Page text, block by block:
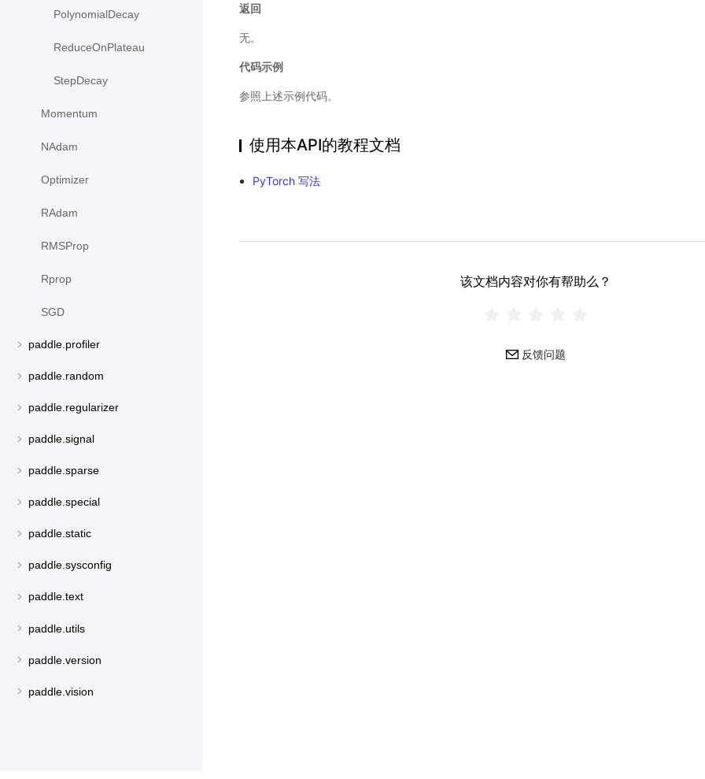
PolynomialDecay
ReduceOnPlateau
StepDecay
Momentum
NAdam
Optimizer
RAdam
RMSProp
Rprop
SGD
paddle.profiler
paddle.random
paddle.regularizer
paddle.signal
paddle.sparse
paddle.special
paddle.static
paddle.sysconfig
paddle.text
paddle.utils
paddle.version
paddle.vision
返回
无。
代码示例
参照上述示例代码。
使用本API的教程文档
PyTorch 写法
该文档内容对你有帮助么？
反馈问题